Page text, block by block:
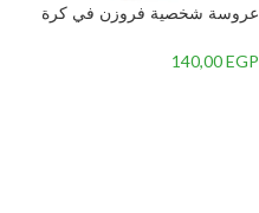
عروسة شخصية فروزن في كرة
140,00EGP